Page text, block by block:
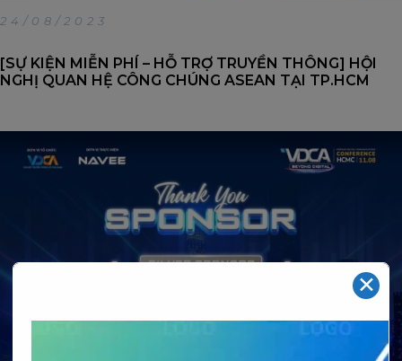
24/08/2023
[SỰ KIỆN MIỄN PHÍ – HỖ TRỢ TRUYỀN THÔNG] HỘI
NGHỊ QUAN HỆ CÔNG CHÚNG ASEAN TẠI TP.HCM
✕